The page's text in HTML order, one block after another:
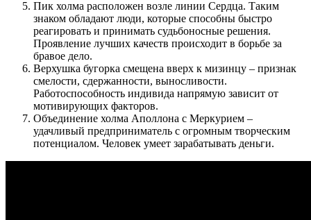
Пик холма расположен возле линии Сердца. Таким
знаком обладают люди, которые способны быстро
реагировать и принимать судьбоносные решения.
Проявление лучших качеств происходит в борьбе за
бравое дело.
Верхушка бугорка смещена вверх к мизинцу – признак
смелости, сдержанности, выносливости.
Работоспособность индивида напрямую зависит от
мотивирующих факторов.
Объединение холма Аполлона с Меркурием –
удачливый предприниматель с огромным творческим
потенциалом. Человек умеет зарабатывать деньги.